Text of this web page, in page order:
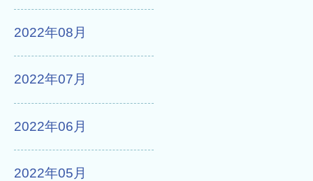
2022年08月
2022年07月
2022年06月
2022年05月